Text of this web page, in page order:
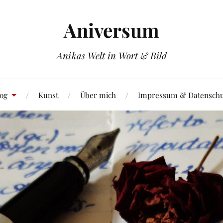
Aniversum
Anikas Welt in Wort & Bild
Kunst Über mich Impressum &